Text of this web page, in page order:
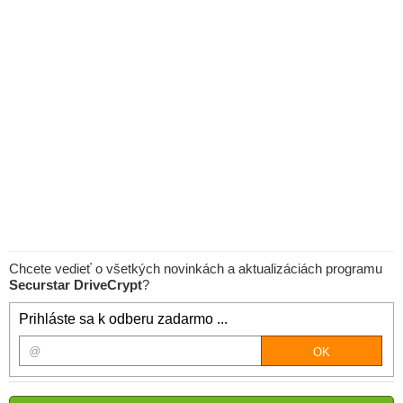
Chcete vedieť o všetkých novinkách a aktualizáciách programu
Securstar DriveCrypt?
Prihláste sa k odberu zadarmo ...